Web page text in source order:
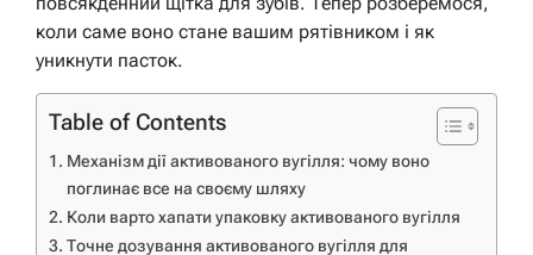
коли саме воно стане вашим рятівником і як
уникнути пасток.
Table of Contents
Механізм дії активованого вугілля: чому воно
поглинає все на своєму шляху
Коли варто хапати упаковку активованого вугілля
Точне дозування активованого вугілля для